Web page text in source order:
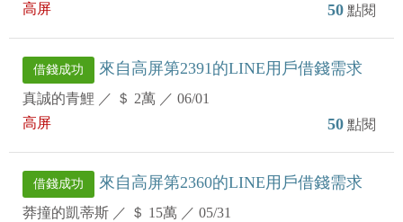
高屏
50 點閱
借錢成功 來自高屏第2391的LINE用戶借錢需求
真誠的青鯉 ／ ＄ 2萬 ／ 06/01
高屏
50 點閱
借錢成功 來自高屏第2360的LINE用戶借錢需求
莽撞的凱蒂斯 ／ ＄ 15萬 ／ 05/31